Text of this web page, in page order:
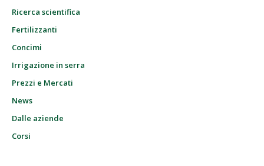
Ricerca scientifica
Fertilizzanti
Concimi
Irrigazione in serra
Prezzi e Mercati
News
Dalle aziende
Corsi